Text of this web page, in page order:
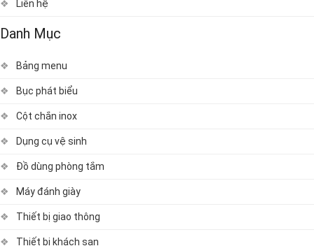
Liên hệ
Danh Mục
Bảng menu
Bục phát biểu
Cột chắn inox
Dụng cụ vệ sinh
Đồ dùng phòng tắm
Máy đánh giày
Thiết bị giao thông
Thiết bị khách sạn